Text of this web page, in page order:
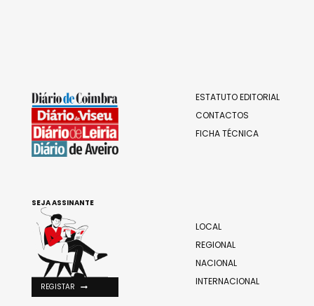
ESTATUTO EDITORIAL
CONTACTOS
FICHA TÉCNICA
LOCAL
REGIONAL
NACIONAL
INTERNACIONAL
SEJA ASSINANTE
REGISTAR